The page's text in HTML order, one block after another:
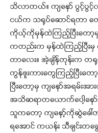
သိလာတယ်။ ကျနော် ပွင့်ပွင့်လ
ငယ်က သရုပ်ဆောင်ရတာ တော်
ကိုယ့်ကိုမှန်ထဲကြည့်ပြီးတ
ကတည်းက မှန်ထဲကြည့်ပြီးမှ
တာလေး။ အဲ့ချိန်တုန်းက တ
ကွန်ဖူးကားတွေကြည့်ပြီး
ပြီးတော့မှ ကျနော်အရမ်းအ
အသိဆရာတယောက်ပေါ့နော်
သူကတော့ ကျနော့်ကိုဆွဲခေါ်
ရအောင် ကယန်း သီချင်းတခွ